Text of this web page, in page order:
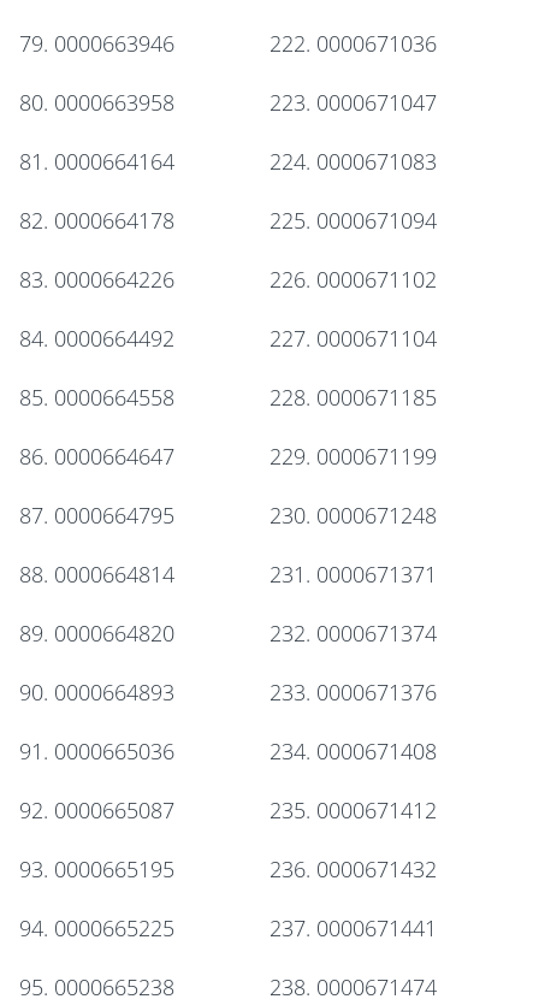
79. 0000663946
80. 0000663958
81. 0000664164
82. 0000664178
83. 0000664226
84. 0000664492
85. 0000664558
86. 0000664647
87. 0000664795
88. 0000664814
89. 0000664820
90. 0000664893
91. 0000665036
92. 0000665087
93. 0000665195
94. 0000665225
95. 0000665238
222. 0000671036
223. 0000671047
224. 0000671083
225. 0000671094
226. 0000671102
227. 0000671104
228. 0000671185
229. 0000671199
230. 0000671248
231. 0000671371
232. 0000671374
233. 0000671376
234. 0000671408
235. 0000671412
236. 0000671432
237. 0000671441
238. 0000671474